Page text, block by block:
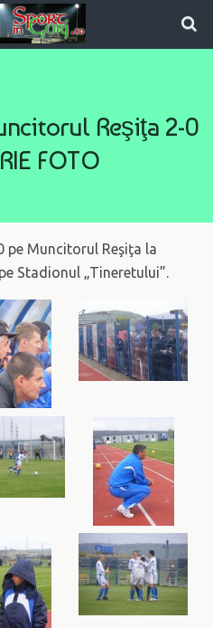
Reşiţa 2-0
FOTO
pe Muncitorul Reşiţa la
Stadionul „Tineretului”.